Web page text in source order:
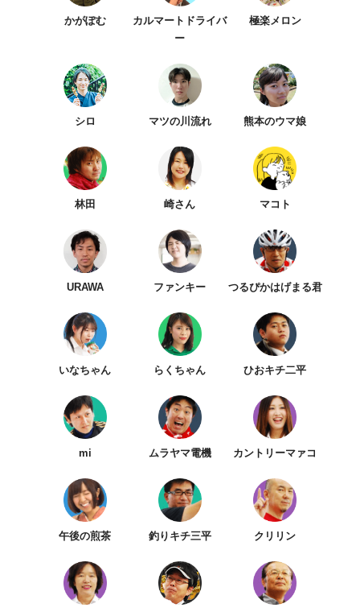
かがぽむ
カルマートドライバ
ー
極楽メロン
シロ マツの川流れ 熊本のウマ娘
林田 崎さん マコト
URAWA ファンキー つるぴかはげまる君
いなちゃん らくちゃん ひおキチ二平
mi ムラヤマ電機 カントリーマァコ
午後の煎茶 釣りキチ三平 クリリン